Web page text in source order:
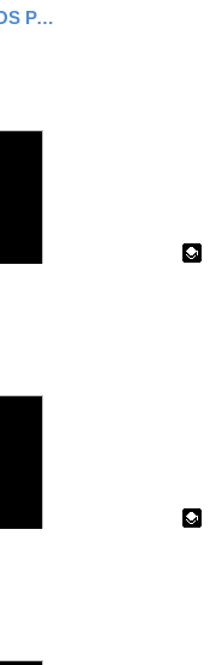
CONOCEMOS A NUESTROS PADRINOS Y MADRINAS DE LECTURA